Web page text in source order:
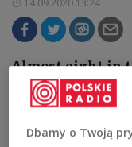
14.09.2020 13:24
Almost eight in
perceive Russia
to a survey.
Dbamy o Twoją